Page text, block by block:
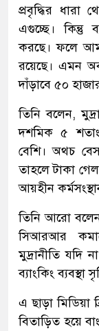
প্রবৃদ্ধির ধারা
এগুচ্ছে। কিন্তু
করছে। ফলে
রয়েছে। এমন
দাঁড়াবে ৫০
তিনি বলেন,
দশমিক ৫
বেশি। অথচ
তাহলে টাকা
আয়হীন
তিনি আরো
সিআরআর
মুদ্রানীতি যদি
ব্যাংকিং ব্যবস্থা
এ ছাড়া মিডিয়া
বিতাড়িত হয়ে